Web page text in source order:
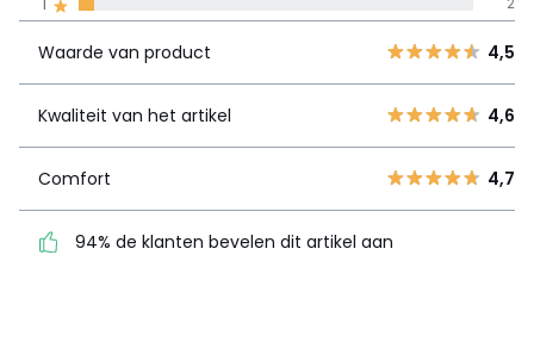
1
2 0
3
4 8
4,6
dit artikel aan
Waarde van product 4,5
Kwaliteit van het artikel 4,6
Comfort 4,7
94% de klanten bevelen dit artikel aan